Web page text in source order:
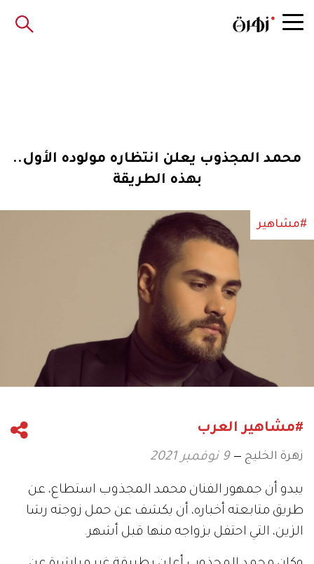
محمد المجذوب يعلن انتظاره مولوده الأول..
بهذه الطريقة
#مشاهير
#مشاهير العرب
زهرة الخليج 9 نوفمبر 2021
يبدو أن جمهور الفنان محمد المجذوب استطاع، عن
طريق متابعته أخباره، أن يكشف عن حمل زوجته رشا
الزين، التي احتفل بزواجه منها قبل أشهر.